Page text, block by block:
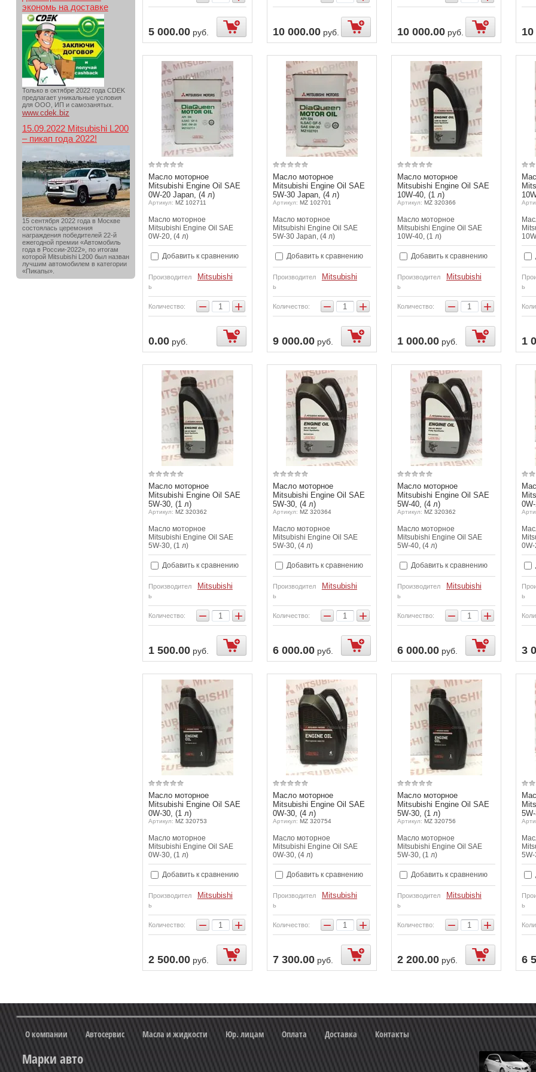
экономь на доставке
Только в октябре 2022 года CDEK
предлагает уникальные условия
для ООО, ИП и самозанятых.
www.cdek.biz
15.09.2022 Mitsubishi L200
– пикап года 2022!
15 сентября 2022 года в Москве
состоялась церемония
награждения победителей 22-й
ежегодной премии «Автомобиль
года в России-2022», по итогам
которой Mitsubishi L200 был назван
лучшим автомобилем в категории
«Пикапы».
5 000.00руб. 10 000.00руб. 10 000.00руб.
Масло моторное
Mitsubishi Engine Oil SAE
0W-20 Japan, (4 л)
Артикул: MZ 102711
Масло моторное
Mitsubishi Engine Oil SAE
0W-20, (4 л)
Добавить к сравнению
Производител
ь
Mitsubishi
Количество: − +
0.00руб.
Масло моторное
Mitsubishi Engine Oil SAE
5W-30 Japan, (4 л)
Артикул: MZ 102701
Масло моторное
Mitsubishi Engine Oil SAE
5W-30 Japan, (4 л)
Добавить к сравнению
Производител
ь
Mitsubishi
Количество: − +
9 000.00руб.
Масло моторное
Mitsubishi Engine Oil SAE
10W-40, (1 л)
Артикул: MZ 320366
Масло моторное
Mitsubishi Engine Oil SAE
10W-40, (1 л)
Добавить к сравнению
Производител
ь
Mitsubishi
Количество: − +
1 000.00руб.
ь
1
Масло моторное
Mitsubishi Engine Oil SAE
5W-30, (1 л)
Артикул: MZ 320362
Масло моторное
Mitsubishi Engine Oil SAE
5W-30, (1 л)
Добавить к сравнению
Производител
ь
Mitsubishi
Количество: − +
1 500.00руб.
Масло моторное
Mitsubishi Engine Oil SAE
5W-30, (4 л)
Артикул: MZ 320364
Масло моторное
Mitsubishi Engine Oil SAE
5W-30, (4 л)
Добавить к сравнению
Производител
ь
Mitsubishi
Количество: − +
6 000.00руб.
Масло моторное
Mitsubishi Engine Oil SAE
5W-40, (4 л)
Артикул: MZ 320362
Масло моторное
Mitsubishi Engine Oil SAE
5W-40, (4 л)
Добавить к сравнению
Производител
ь
Mitsubishi
Количество: − +
6 000.00руб.
ь
3
Масло моторное
Mitsubishi Engine Oil SAE
0W-30, (1 л)
Артикул: MZ 320753
Масло моторное
Mitsubishi Engine Oil SAE
0W-30, (1 л)
Добавить к сравнению
Производител
ь
Mitsubishi
Количество: − +
2 500.00руб.
Масло моторное
Mitsubishi Engine Oil SAE
0W-30, (4 л)
Артикул: MZ 320754
Масло моторное
Mitsubishi Engine Oil SAE
0W-30, (4 л)
Добавить к сравнению
Производител
ь
Mitsubishi
Количество: − +
7 300.00руб.
Масло моторное
Mitsubishi Engine Oil SAE
5W-30, (1 л)
Артикул: MZ 320756
Масло моторное
Mitsubishi Engine Oil SAE
5W-30, (1 л)
Добавить к сравнению
Производител
ь
Mitsubishi
Количество: − +
2 200.00руб.
ь
6
О компании Автосервис Масла и жидкости Юр. лицам Оплата Доставка Контакты
Марки авто